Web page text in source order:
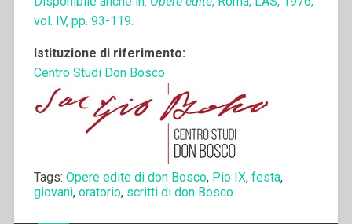
vol. IV, pp. 93-119.
Istituzione di riferimento:
Centro Studi Don Bosco
Tags: Opere edite di don Bosco, Pio IX, festa,
giovani, oratorio, scritti di don Bosco